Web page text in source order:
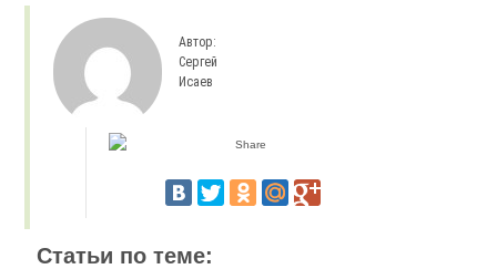
Автор:
Сергей
Исаев
Статьи по теме: